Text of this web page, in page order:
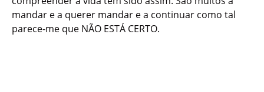
mandar e a querer mandar e a continuar como tal
parece-me que NÃO ESTÁ CERTO.